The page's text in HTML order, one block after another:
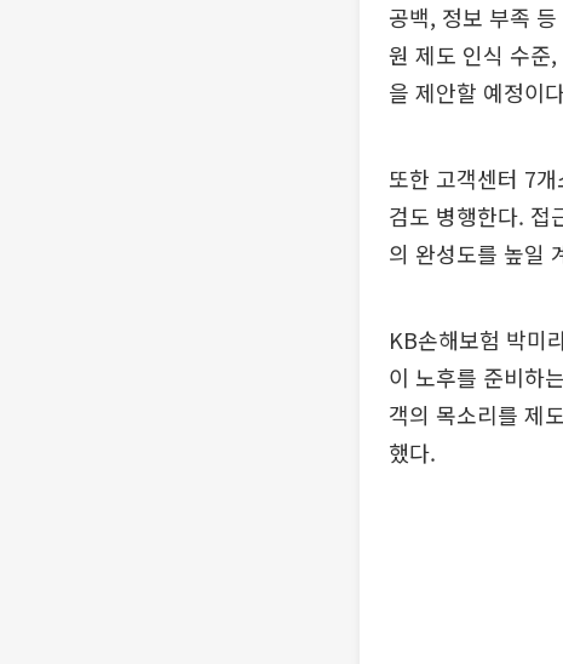
공백, 정보 부족
원 제도 인식 수준
을 제안할 예정이
또한 고객센터 7
검도 병행한다. 접
의 완성도를 높일
KB손해보험 박미
이 노후를 준비하
객의 목소리를 제
했다.